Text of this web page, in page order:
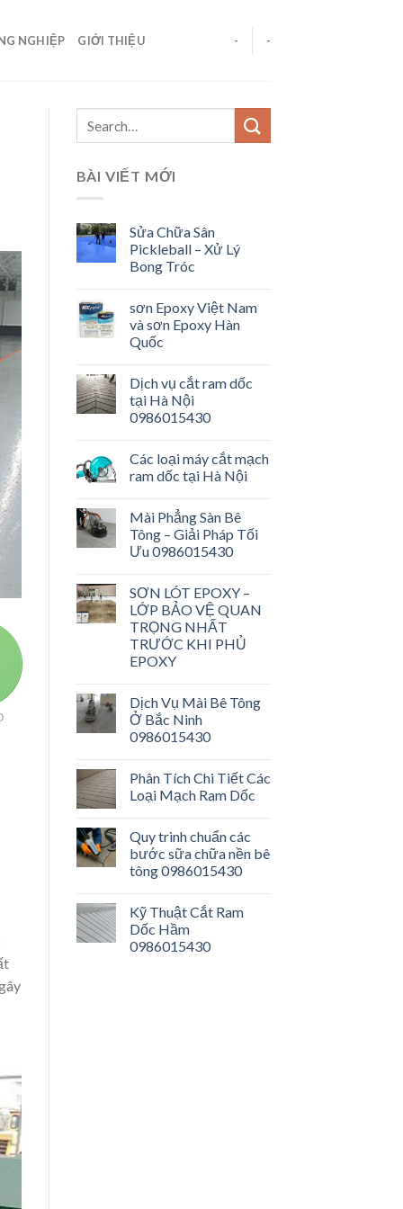
NGHIỆP GIỚI THIỆU - -
BÀI VIẾT MỚI
Sửa Chữa Sân
Pickleball – Xử Lý
Bong Tróc
sơn Epoxy Việt Nam
và sơn Epoxy Hàn
Quốc
Dịch vụ cắt ram dốc
tại Hà Nội
0986015430
Các loại máy cắt mạch
ram dốc tại Hà Nội
Mài Phẳng Sàn Bê
Tông – Giải Pháp Tối
Ưu 0986015430
SƠN LÓT EPOXY –
LỚP BẢO VỆ QUAN
TRỌNG NHẤT
TRƯỚC KHI PHỦ
EPOXY
Dịch Vụ Mài Bê Tông
Ở Bắc Ninh
0986015430
Phân Tích Chi Tiết Các
Loại Mạch Ram Dốc
Quy trình chuẩn các
bước sữa chữa nền bê
tông 0986015430
Kỹ Thuật Cắt Ram
Dốc Hầm
0986015430